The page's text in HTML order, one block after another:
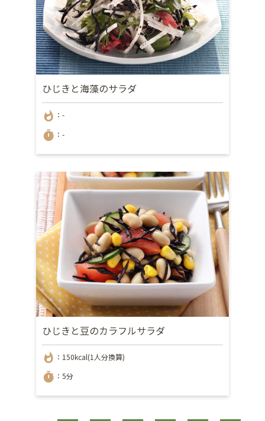
ひじきと海藻のサラダ
whatshot ：-
timer ：-
ひじきと豆のカラフルサラダ
whatshot ：150kcal(1人分換算)
timer ：5分